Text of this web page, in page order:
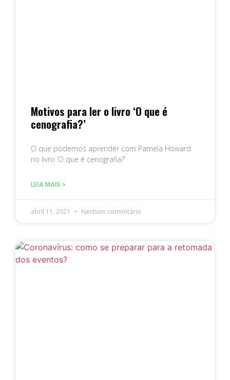
Motivos para ler o livro ‘O que é
cenografia?’
O que podemos aprender com Pamela Howard
no livro ‘O que é cenografia?’
LEIA MAIS >
abril 11, 2021 Nenhum comentário